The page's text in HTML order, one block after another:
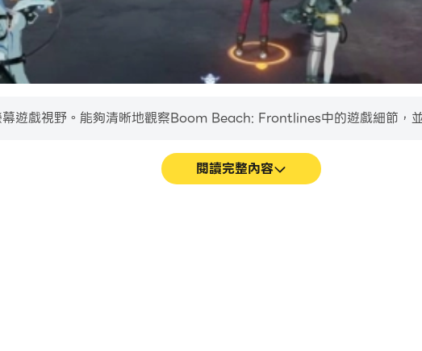
中獲得新鮮內容！
遊戲視野。能夠清晰地觀察Boom Beach: Frontlines中的遊戲細節，
閱讀完整內容